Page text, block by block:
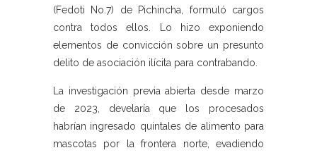
(Fedoti No.7) de Pichincha, formuló cargos
contra todos ellos. Lo hizo exponiendo
elementos de convicción sobre un presunto
delito de asociación ilícita para contrabando.
La investigación previa abierta desde marzo
de 2023, develaría que los procesados
habrían ingresado quintales de alimento para
mascotas por la frontera norte, evadiendo